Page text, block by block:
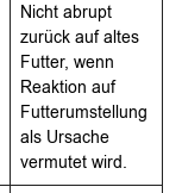
Nicht abrupt
zurück auf altes
Futter, wenn
Reaktion auf
Futterumstellung
als Ursache
vermutet wird.